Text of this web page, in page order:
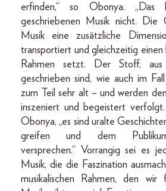
erfinden,“ so Obonya.
geschriebenen Musik nicht.
Musik eine zusätzliche
transportiert und gleichzeitig einen
Rahmen setzt. Der Stoff,
geschrieben sind, wie auch im
zum Teil sehr alt – und werden
inszeniert und begeistert
Obonya, „es sind uralte
greifen und dem
versprechen.“ Vorrangig sei es
Musik, die die Faszination
musikalischen Rahmen, den wir